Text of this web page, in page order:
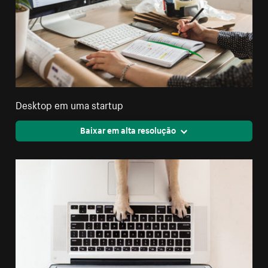
Desktop em uma startup
Baixar em alta resolução